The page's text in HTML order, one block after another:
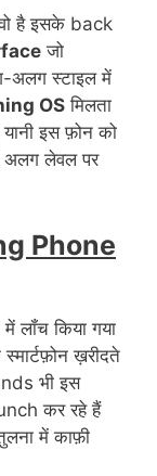
है इसके back
जो
स्टाइल में
OSमिलता
इस फ़ोन को
अलग लेवल पर
Phone
लॉंच किया गया
ख़रीदते
भी इस
कर रहे हैं
में काफ़ी